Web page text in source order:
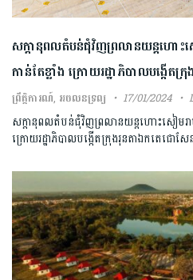
សក្ដានុពល​តំបន់ជុំវិញ​ព្រលានយន្តហោះ
កាន់តែខ្លាំង​ ក្រោយរដ្ឋាភិបាល​បង្កើ​ត​​
ព្រឹត្តិការណ៍, អចលនទ្រព្យ 17/01/2024
សក្ដានុពល​តំបន់ជុំវិញ​ព្រលានយន្តហោះសៀមរាប​
ក្រោយរដ្ឋាភិបាល​បង្កើ​ត​​ក្រុង​រុនតាឯកតេជោស